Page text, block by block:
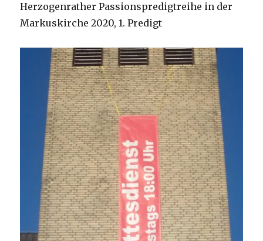
Herzogenrather Passionspredigtreihe in der
Markuskirche 2020, 1. Predigt